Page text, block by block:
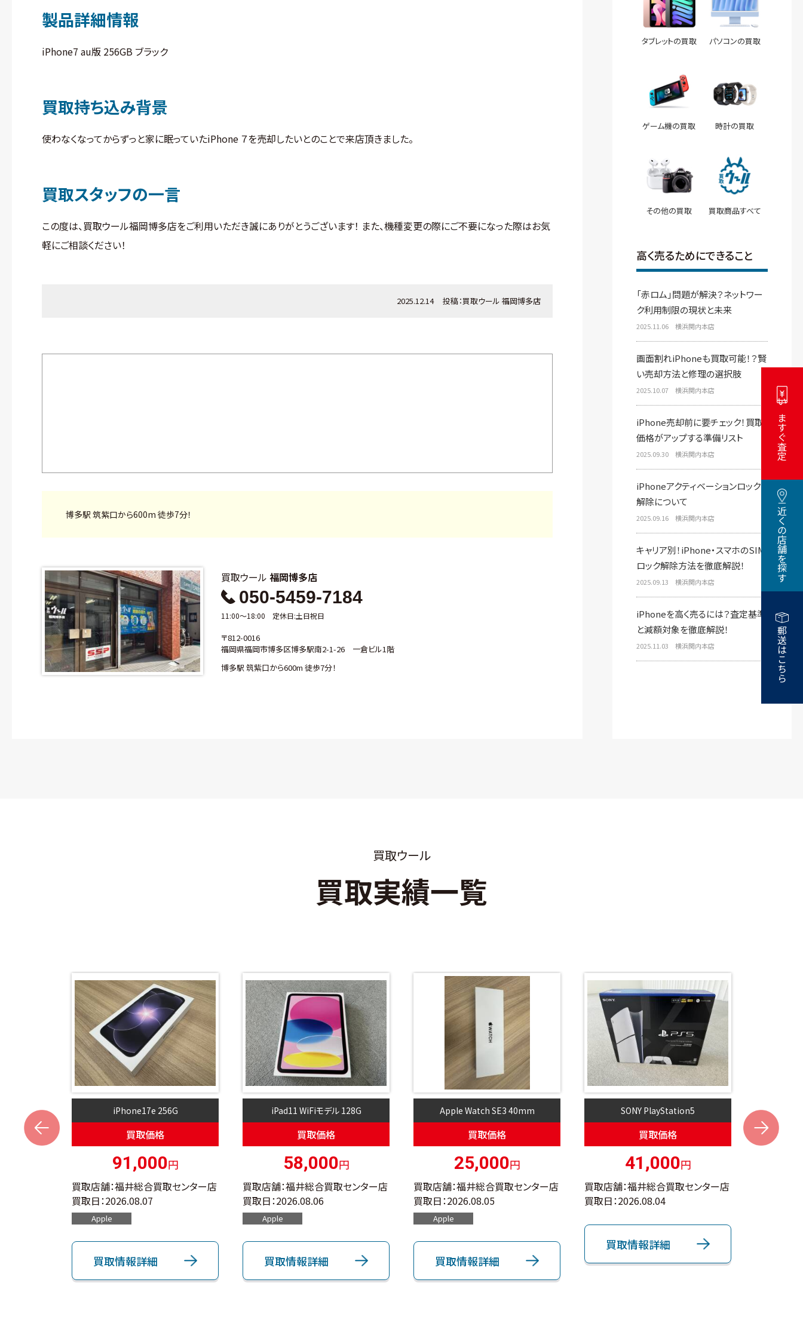
いますぐ査定
近くの店舗を探す
郵送はこちら
製品詳細情報
iPhone7 au版 256GB ブラック
買取持ち込み背景
使わなくなってからずっと家に眠っていたiPhone ７を売却したいとのことで来店頂きました。
買取スタッフの一言
この度は、買取ウール福岡博多店をご利用いただき誠にありがとうございます！ また、機種変更の際にご不要になった際はお気
軽にご相談ください！
2025.12.14 投稿：買取ウール 福岡博多店
博多駅 筑紫口から600m 徒歩7分！
買取ウール 福岡博多店
050-5459-7184
11:00～18:00 定休日:土日祝日
〒812-0016
福岡県福岡市博多区博多駅南2-1-26 一倉ビル1階
博多駅 筑紫口から600m 徒歩7分！
タブレットの買取 パソコンの買取
ゲーム機の買取 時計の買取
その他の買取 買取商品すべて
高く売るためにできること
「赤ロム」問題が解決？ネットワー
ク利用制限の現状と未来
2025.11.06 横浜関内本店
画面割れiPhoneも買取可能！？賢
い売却方法と修理の選択肢
2025.10.07 横浜関内本店
iPhone売却前に要チェック！買取
価格がアップする準備リスト
2025.09.30 横浜関内本店
iPhoneアクティベーションロック
解除について
2025.09.16 横浜関内本店
キャリア別！iPhone・スマホのSIM
ロック解除方法を徹底解説！
2025.09.13 横浜関内本店
iPhoneを高く売るには？査定基準
と減額対象を徹底解説！
2025.11.03 横浜関内本店
買取ウール
買取実績一覧
iPhone17e 256G
買取価格
91,000円
買取店舗：福井総合買取センター店
買取日：2026.08.07
Apple
買取情報詳細
iPad11 WiFiモデル 128G
買取価格
58,000円
買取店舗：福井総合買取センター店
買取日：2026.08.06
Apple
買取情報詳細
Apple Watch SE3 40mm
買取価格
25,000円
買取店舗：福井総合買取センター店
買取日：2026.08.05
Apple
買取情報詳細
SONY PlayStation5
買取価格
41,000円
買取店舗：福井総合買取センター店
買取日：2026.08.04
買取情報詳細